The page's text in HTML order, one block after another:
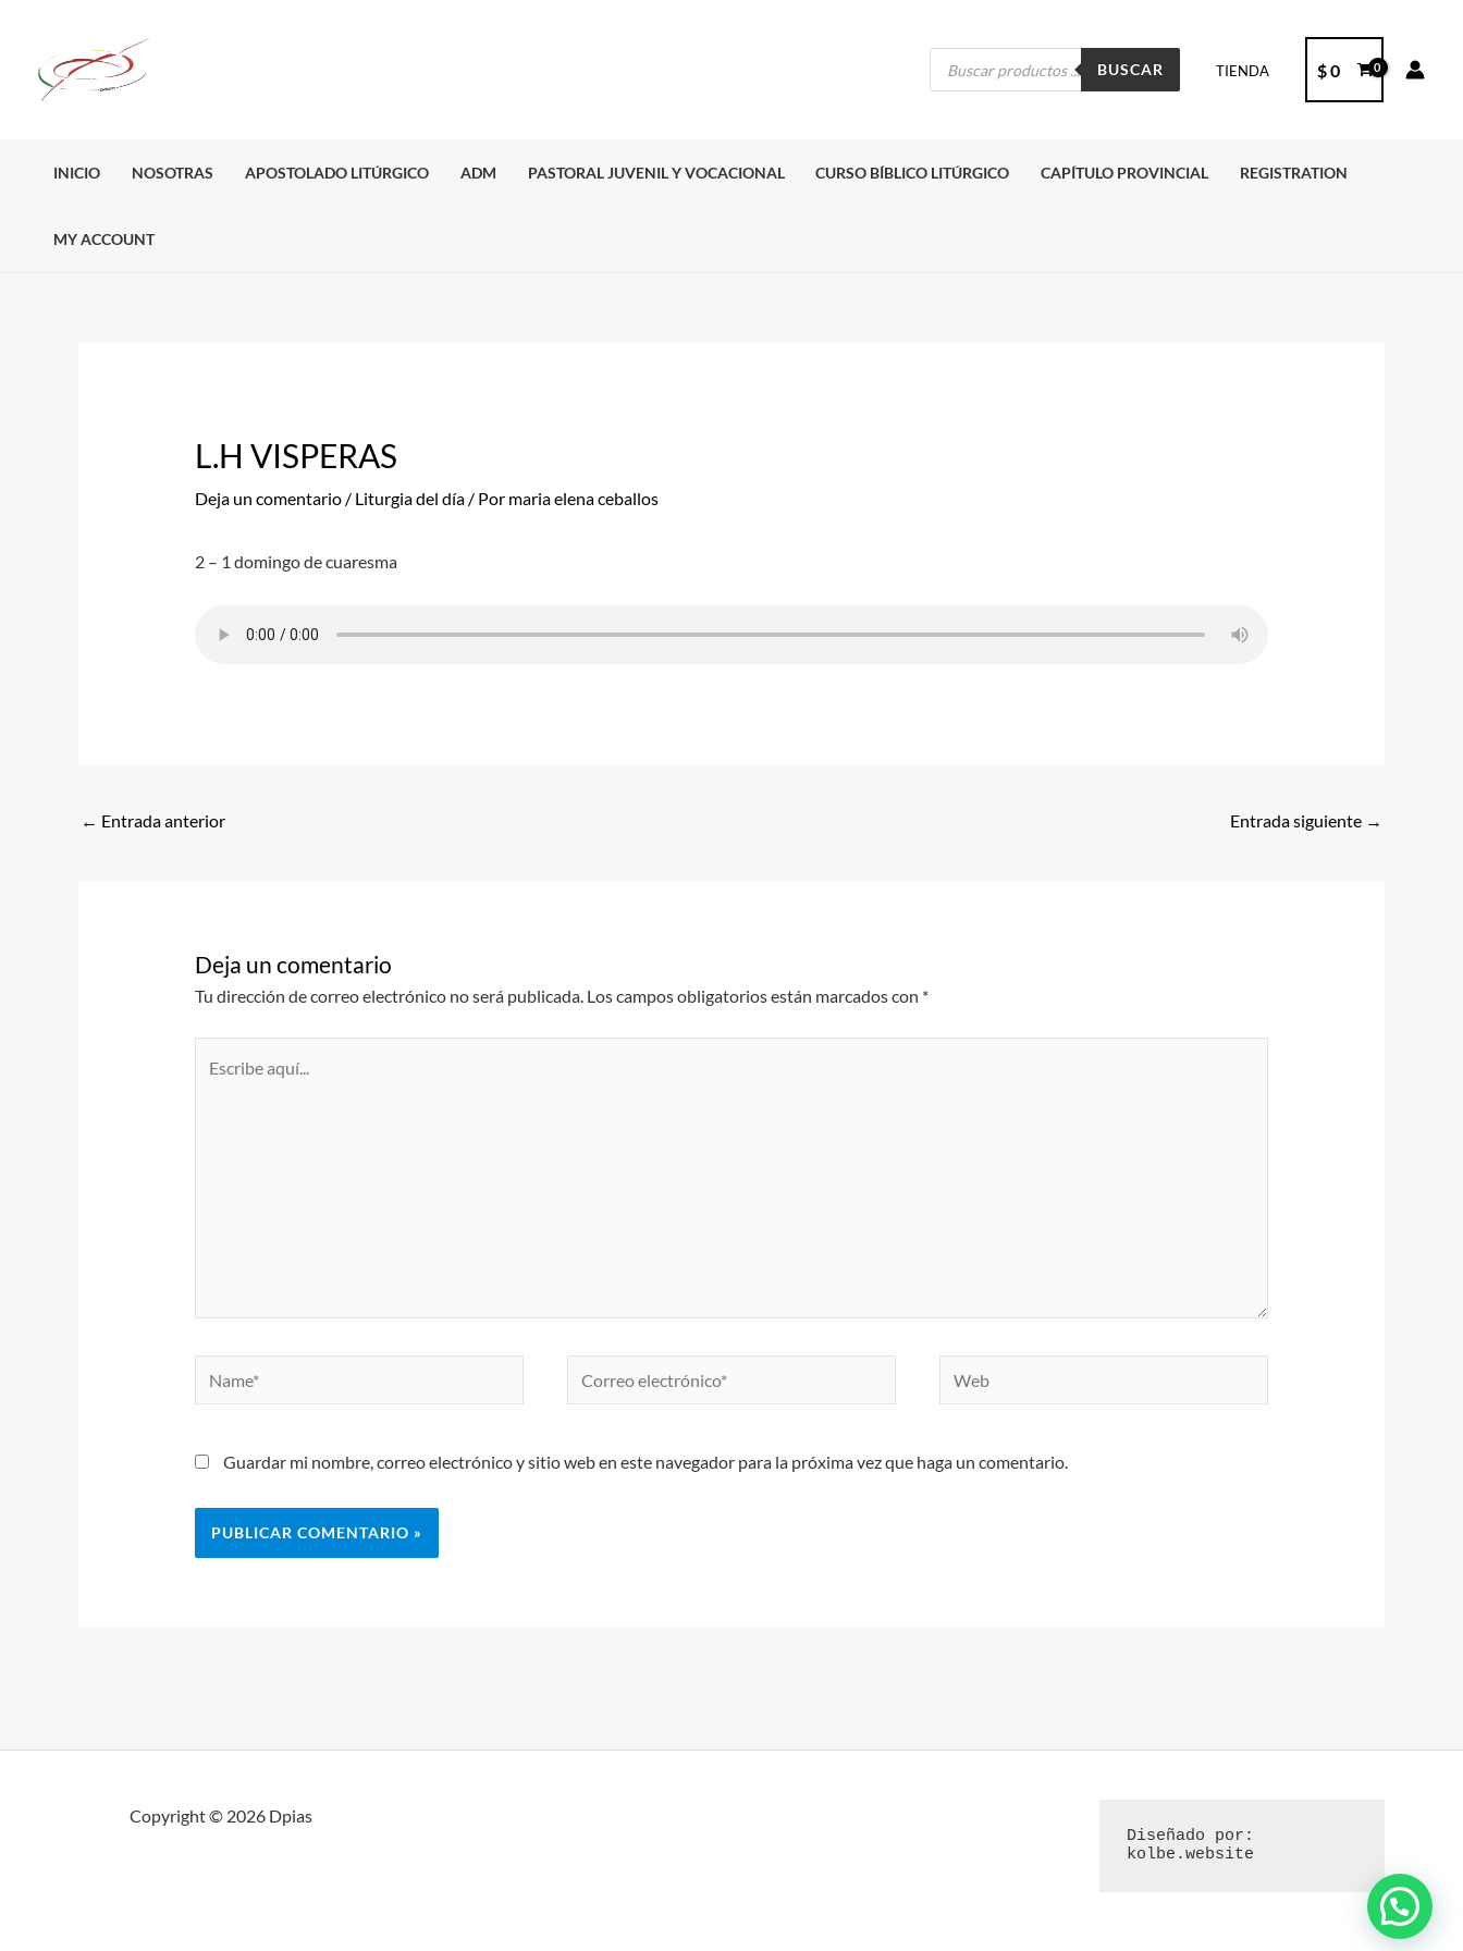
contenido
Búsqueda
productos
BUSCAR TIENDA $0
INICIO NOSOTRAS APOSTOLADO LITÚRGICO ADM PASTORAL JUVENIL Y VOCACIONAL CURSO BÍBLICO LITÚRGICO CAPÍTULO PROVINCIAL REGISTRATION
MY ACCOUNT
L.H VISPERAS
Deja un comentario / Liturgia del día/ Por maria elena ceballos
2 – 1 domingo de cuaresma
← Entrada anterior Entrada siguiente →
Deja un comentario
Tu dirección de correo electrónico no será publicada. Los campos obligatorios están marcados con *
electrónico*
Guardar mi nombre, correo electrónico y sitio web en este navegador para la próxima vez que haga un comentario.
Copyright © 2026 Dpias
Diseñado por:
kolbe.website